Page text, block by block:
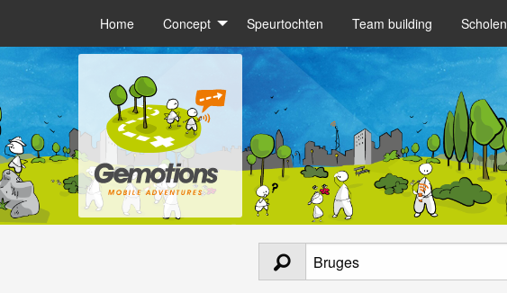
Home Concept Speurtochten Team building Scholen